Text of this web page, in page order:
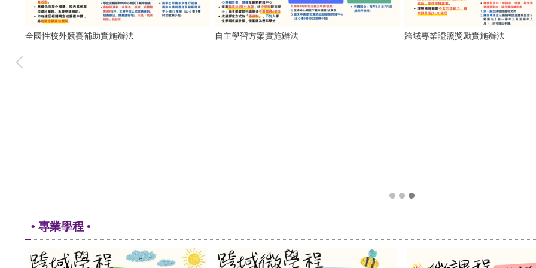
全國性校外競賽補助實施辦法 自主學習方案實施辦法 跨域專業證照獎勵實施辦法
• 專業學程 •